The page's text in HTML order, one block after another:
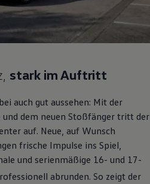
stark im Auftritt
auch gut aussehen: Mit der
dem neuen Stoßfänger tritt der
auf. Neue, auf Wunsch
frische Impulse ins Spiel,
und serienmäßige 16- und 17-
abrunden. So zeigt der